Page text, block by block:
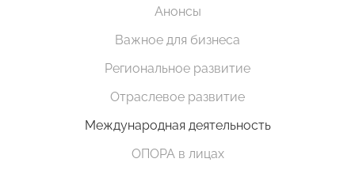
Анонсы
Важное для бизнеса
Региональное развитие
Отраслевое развитие
Международная деятельность
ОПОРА в лицах